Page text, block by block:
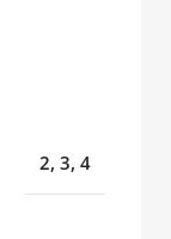
2, 3, 4